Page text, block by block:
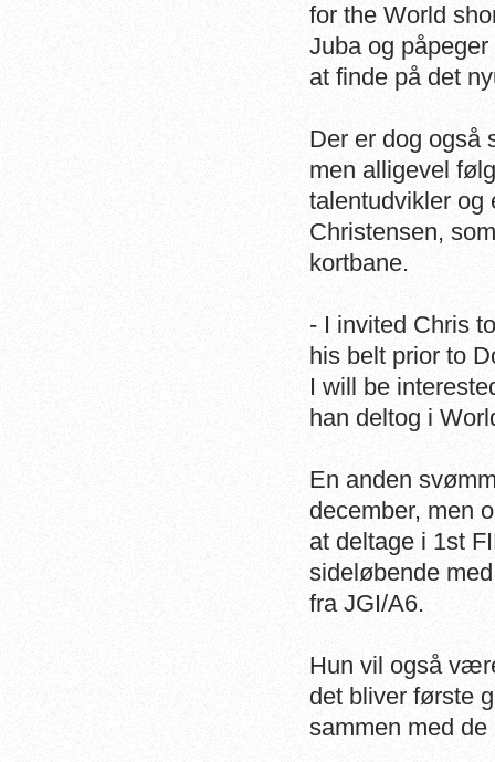
for the World
Juba og
at finde på det
Der er dog også
men alligevel
talentudvikler og
Christensen,
kortbane.
- I invited Chris
his belt prior to
I will be
han deltog i
En anden
december, men
at deltage i 1st
sideløbende
fra JGI/A6.
Hun vil også
det bliver første
sammen med